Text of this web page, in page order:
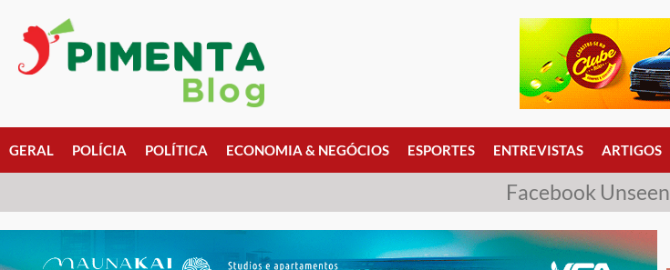
GERAL POLÍCIA POLÍTICA ECONOMIA & NEGÓCIOS ESPORTES ENTREVISTAS ARTIGOS
Facebook Unseen